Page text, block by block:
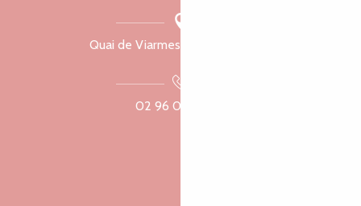
Quai de Viarmes, 22300 Lannion
02 96 05 60 70